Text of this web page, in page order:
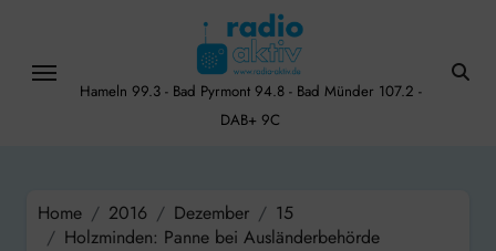
content
Hameln 99.3 - Bad Pyrmont 94.8 - Bad Münder 107.2 -
DAB+ 9C
Home 2016 Dezember
15
Holzminden: Panne bei Ausländerbehörde